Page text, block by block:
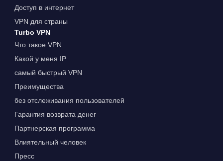
Доступ в интернет
VPN для страны
Turbo VPN
Что такое VPN
Какой у меня IP
самый быстрый VPN
Преимущества
без отслеживания пользователей
Гарантия возврата денег
Партнерская программа
Влиятельный человек
Пресс